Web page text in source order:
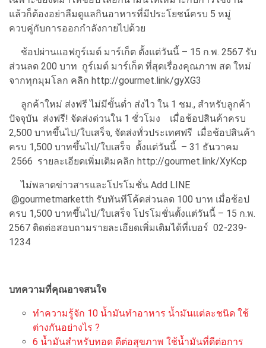
แล้วก็ต้องอย่าลืมดูแลกินอาหารที่มีประโยชน์ครบ 5 หมู่
ควบคู่กับการออกกำลังกายไปด้วย
ช้อปผ่านแอฟกูร์เมต์ มาร์เก็ต ตั้งแต่วันนี้ – 15 ก.พ. 2567 รับ
ส่วนลด 200 บาท กูร์เมต์ มาร์เก็ต ที่สุดเรื่องคุณภาพ สด ใหม่
จากทุกมุมโลก คลิก http://gourmet.link/gyXG3
ลูกค้าใหม่ ส่งฟรี ไม่มีขั้นต่ำ ส่งไว ใน 1 ชม., สำหรับลูกค้า
ปัจจุบัน ส่งฟรี! จัดส่งด่วนใน 1 ชั่วโมง เมื่อช้อปสินค้าครบ
2,500 บาทขึ้นไป/ใบเสร็จ, จัดส่งทั่วประเทศฟรี เมื่อช้อปสินค้า
ครบ 1,500 บาทขึ้นไป/ใบเสร็จ ตั้งแต่วันนี้ – 31 ธันวาคม
2566 รายละเอียดเพิ่มเติมคลิก http://gourmet.link/XyKcp
ไม่พลาดข่าวสารและโปรโมชั่น Add LINE
@gourmetmarketth รับทันทีโค้ดส่วนลด 100 บาท เมื่อช้อป
ครบ 1,500 บาทขึ้นไป/ใบเสร็จ โปรโมชั่นตั้งแต่วันนี้ – 15 ก.พ.
2567 ติดต่อสอบถามรายละเอียดเพิ่มเติมได้ที่เบอร์ 02-239-
1234
บทความที่คุณอาจสนใจ
ทำความรู้จัก 10 น้ำมันทำอาหาร น้ำมันแต่ละชนิด ใช้
ต่างกันอย่างไร ?
6 น้ำมันสำหรับทอด ดีต่อสุขภาพ ใช้น้ำมันที่ดีต่อการ